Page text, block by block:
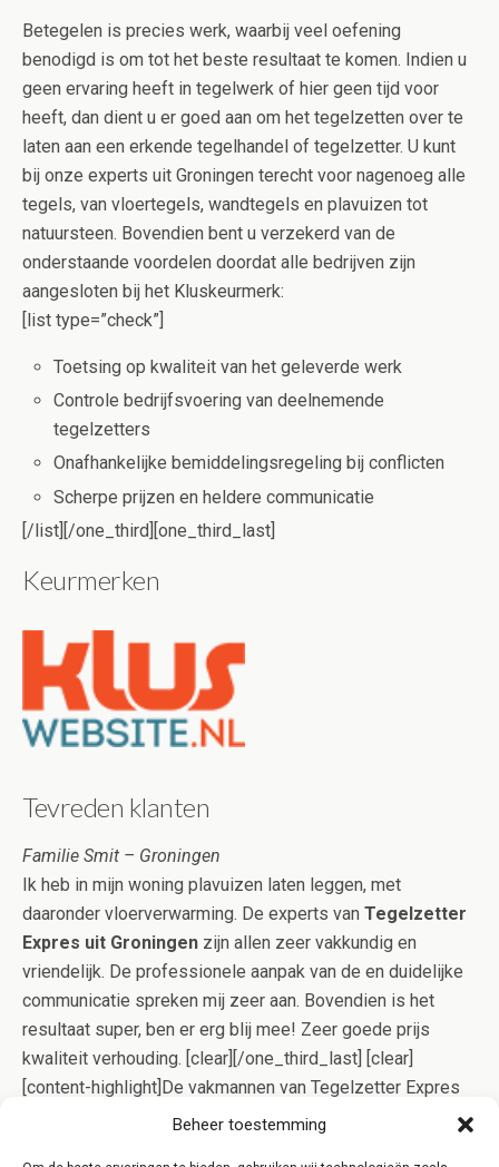
Beheer toestemming
Betegelen is precies werk, waarbij veel oefening
benodigd is om tot het beste resultaat te komen. Indien u
geen ervaring heeft in tegelwerk of hier geen tijd voor
heeft, dan dient u er goed aan om het tegelzetten over te
laten aan een erkende tegelhandel of tegelzetter. U kunt
bij onze experts uit Groningen terecht voor nagenoeg alle
tegels, van vloertegels, wandtegels en plavuizen tot
natuursteen. Bovendien bent u verzekerd van de
onderstaande voordelen doordat alle bedrijven zijn
aangesloten bij het Kluskeurmerk:
[list type=”check”]
Toetsing op kwaliteit van het geleverde werk
Controle bedrijfsvoering van deelnemende
tegelzetters
Onafhankelijke bemiddelingsregeling bij conflicten
Scherpe prijzen en heldere communicatie
[/list][/one_third][one_third_last]
Keurmerken
Tevreden klanten
Familie Smit – Groningen
Ik heb in mijn woning plavuizen laten leggen, met
daaronder vloerverwarming. De experts van Tegelzetter
Expres uit Groningen zijn allen zeer vakkundig en
vriendelijk. De professionele aanpak van de en duidelijke
communicatie spreken mij zeer aan. Bovendien is het
resultaat super, ben er erg blij mee! Zeer goede prijs
kwaliteit verhouding. [clear][/one_third_last] [clear]
[content-highlight]De vakmannen van Tegelzetter Expres
Groningen gaan op effectieve wijze voor u aan de slag,